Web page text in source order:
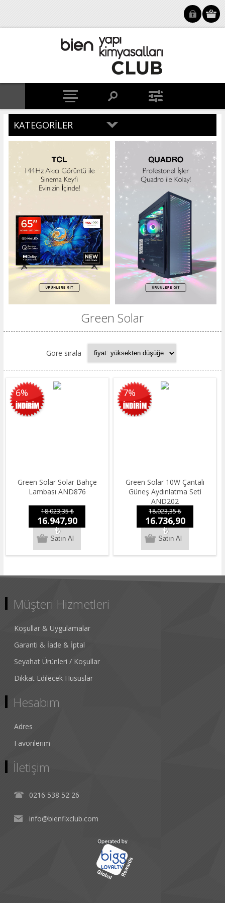
KATEGORILER
Green Solar
Göre sırala
6%
Green Solar Solar Bahçe
Lambası AND876
18.023,35 ₺
16.947,90
₺
7%
Green Solar 10W Çantalı
Güneş Aydınlatma Seti
AND202
18.023,35 ₺
16.736,90
₺
Müşteri Hizmetleri
Koşullar & Uygulamalar
Garanti & İade & İptal
Seyahat Ürünleri / Koşullar
Dikkat Edilecek Hususlar
Hesabım
Adres
Favorilerim
İletişim
0216 538 52 26
info@bienfixclub.com